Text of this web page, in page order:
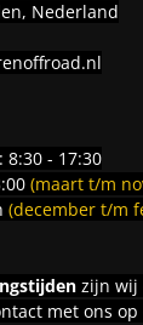
Nederland
8:30 - 17:30
(maart t/m
(december t/m
zijn wij
met ons